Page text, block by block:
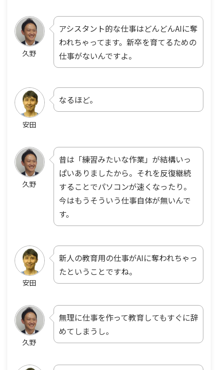
久野
アシスタント的な仕事はどんどんAIに奪
われちゃってます。新卒を育てるための
仕事がないんですよ。
安田
なるほど。
久野
昔は「練習みたいな作業」が結構いっ
ぱいありましたから。それを反復継続
することでパソコンが速くなったり。
今はもうそういう仕事自体が無いんで
す。
安田
新人の教育用の仕事がAIに奪われちゃっ
たということですね。
久野
無理に仕事を作って教育してもすぐに辞
めてしまうし。